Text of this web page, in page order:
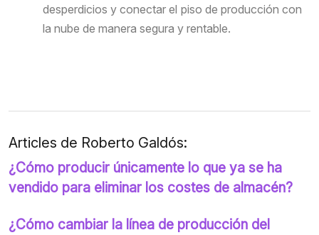
desperdicios y conectar el piso de producción con
la nube de manera segura y rentable.
Articles de Roberto Galdós:
¿Cómo producir únicamente lo que ya se ha
vendido para eliminar los costes de almacén?
¿Cómo cambiar la línea de producción del